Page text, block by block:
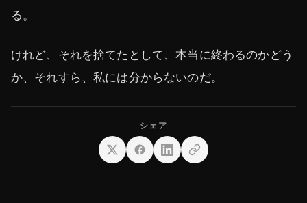
る。
けれど、それを捨てたとして、本当に終わるのかどう
か、それすら、私には分からないのだ。